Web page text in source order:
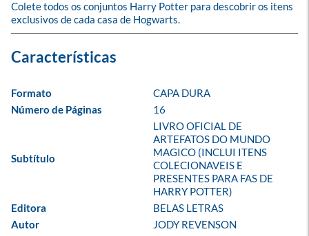
Colete todos os conjuntos Harry Potter para descobrir os itens
exclusivos de cada casa de Hogwarts.
Formato
CAPA DURA
Número de Páginas
16
Subtítulo
LIVRO OFICIAL DE
ARTEFATOS DO MUNDO
MAGICO (INCLUI ITENS
COLECIONAVEIS E
PRESENTES PARA FAS DE
HARRY POTTER)
Editora
BELAS LETRAS
Autor
JODY REVENSON